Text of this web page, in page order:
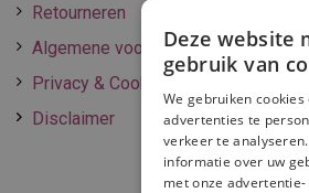
Retourneren
Algemene voorwaarden
Privacy & Cookie policy
Disclaimer
Deze website
gebruik van
We gebruiken
advertenties te
verkeer te
informatie over uw
met onze